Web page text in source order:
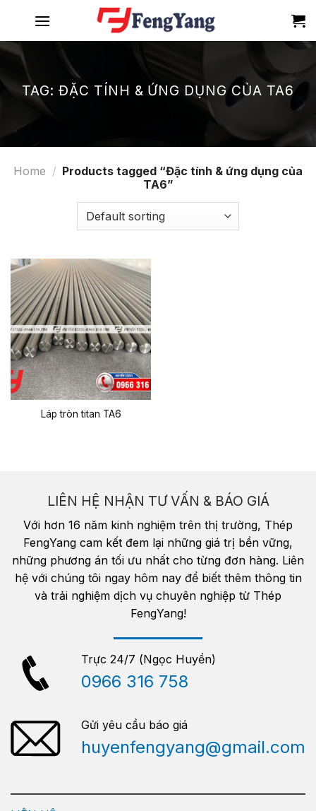
content
TAG: ĐẶC TÍNH & ỨNG DỤNG CỦA TA6
Home / Products tagged “Đặc tính & ứng dụng của
TA6”
Láp tròn titan TA6
LIÊN HỆ NHẬN TƯ VẤN & BÁO GIÁ
Với hơn 16 năm kinh nghiệm trên thị trường, Thép
FengYang cam kết đem lại những giá trị bền vững,
những phương án tối ưu nhất cho từng đơn hàng. Liên
hệ với chúng tôi ngay hôm nay để biết thêm thông tin
và trải nghiệm dịch vụ chuyên nghiệp từ Thép
FengYang!
Trực 24/7 (Ngọc Huyền)
0966 316 758
Gửi yêu cầu báo giá
huyenfengyang@gmail.com